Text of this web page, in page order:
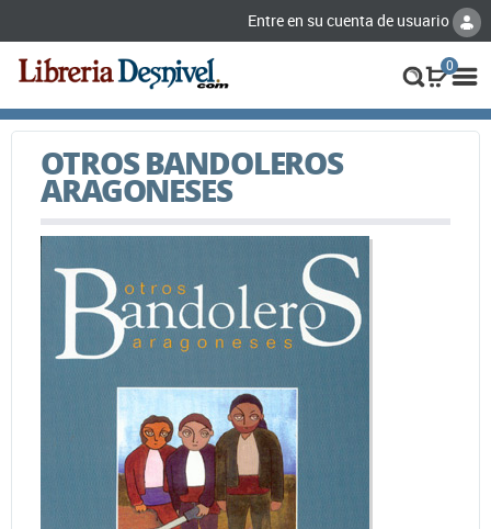
Entre en su cuenta de usuario
0
OTROS BANDOLEROS
ARAGONESES